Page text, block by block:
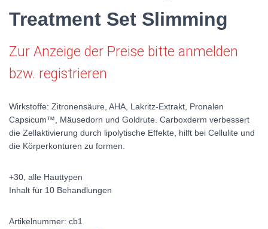
Treatment Set Slimming
Zur Anzeige der Preise bitte anmelden
bzw. registrieren
Wirkstoffe: Zitronensäure, AHA, Lakritz-Extrakt, Pronalen
Capsicum™, Mäusedorn und Goldrute. Carboxderm verbessert
die Zellaktivierung durch lipolytische Effekte, hilft bei Cellulite und
die Körperkonturen zu formen.
+30, alle Hauttypen
Inhalt für 10 Behandlungen
Artikelnummer: cb1